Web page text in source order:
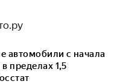
автомобили с начала
пределах 1,5